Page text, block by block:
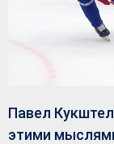
Павел
этими